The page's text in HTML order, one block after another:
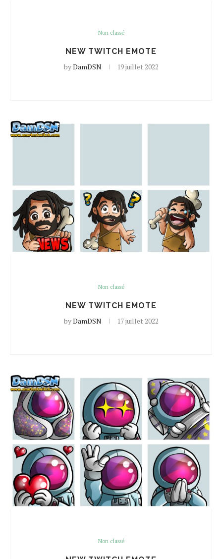
Non classé
NEW TWITCH EMOTE
byDamDSN 19 juillet 2022
Non classé
NEW TWITCH EMOTE
byDamDSN 17 juillet 2022
Non classé